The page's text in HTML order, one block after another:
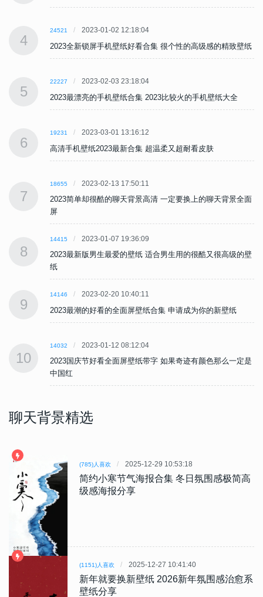
4
24521 2023-01-02 12:18:04
2023全新锁屏手机壁纸好看合集 很个性的高级感的精致壁纸
5
22227 2023-02-03 23:18:04
2023最漂亮的手机壁纸合集 2023比较火的手机壁纸大全
6
19231 2023-03-01 13:16:12
高清手机壁纸2023最新合集 超温柔又超耐看皮肤
7
18655 2023-02-13 17:50:11
2023简单却很酷的聊天背景高清 一定要换上的聊天背景全面
屏
8
14415 2023-01-07 19:36:09
2023最新版男生最爱的壁纸 适合男生用的很酷又很高级的壁
纸
9
14146 2023-02-20 10:40:11
2023最潮的好看的全面屏壁纸合集 申请成为你的新壁纸
10
14032 2023-01-12 08:12:04
2023国庆节好看全面屏壁纸带字 如果奇迹有颜色那么一定是
中国红
聊天背景精选
(785)人喜欢 2025-12-29 10:53:18
简约小寒节气海报合集 冬日氛围感极简高
级感海报分享
(1151)人喜欢 2025-12-27 10:41:40
新年就要换新壁纸 2026新年氛围感治愈系
壁纸分享